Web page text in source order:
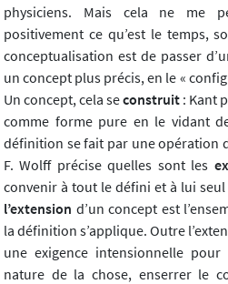
physiciens. Mais cela ne me
positivement ce qu’est le temps,
conceptualisation est de passer
un concept plus précis, en le «
Un concept, cela seconstruit : Kant
comme forme pure en le vidant
définition se fait par une opération
F. Wolff précise quelles sont les
convenir à tout le défini et à lui
l’extension d’un concept est
la définition s’applique. Outre
une exigence intensionnelle pour
nature de la chose, enserrer le